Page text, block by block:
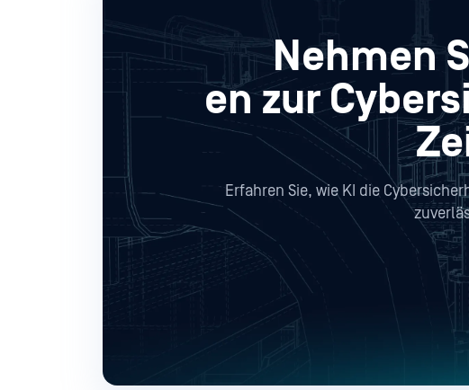
Nehmen
en zur
Erfahren Sie, wie KI die